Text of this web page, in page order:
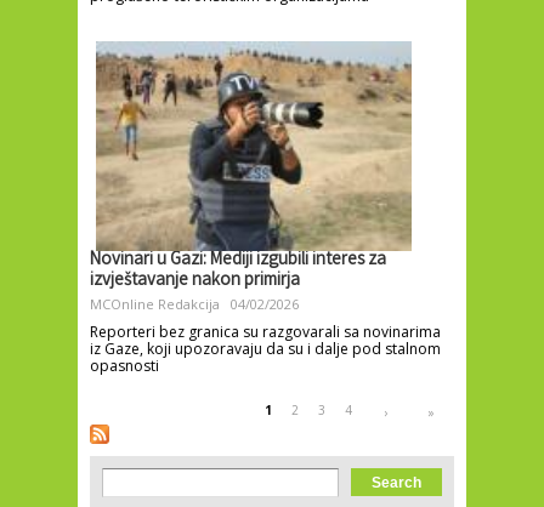
Novinari u Gazi: Mediji izgubili interes za
izvještavanje nakon primirja
MCOnline Redakcija 04/02/2026
Reporteri bez granica su razgovarali sa novinarima
iz Gaze, koji upozoravaju da su i dalje pod stalnom
opasnosti
Pages 1 2 3 4 › »
Search form
Search